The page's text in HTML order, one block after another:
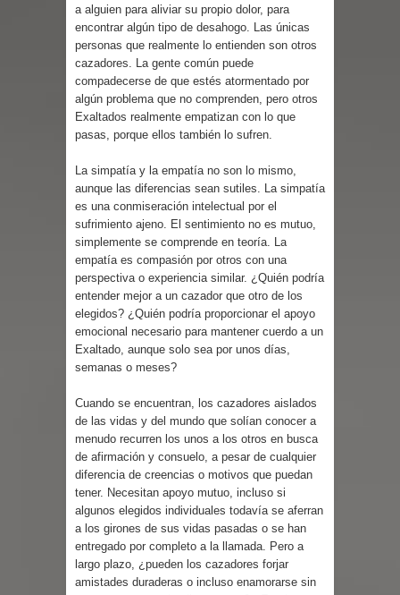
a alguien para aliviar su propio dolor, para
encontrar algún tipo de desahogo. Las únicas
personas que realmente lo entienden son otros
cazadores. La gente común puede
compadecerse de que estés atormentado por
algún problema que no comprenden, pero otros
Exaltados realmente empatizan con lo que
pasas, porque ellos también lo sufren.
La simpatía y la empatía no son lo mismo,
aunque las diferencias sean sutiles. La simpatía
es una conmiseración intelectual por el
sufrimiento ajeno. El sentimiento no es mutuo,
simplemente se comprende en teoría. La
empatía es compasión por otros con una
perspectiva o experiencia similar. ¿Quién podría
entender mejor a un cazador que otro de los
elegidos? ¿Quién podría proporcionar el apoyo
emocional necesario para mantener cuerdo a un
Exaltado, aunque solo sea por unos días,
semanas o meses?
Cuando se encuentran, los cazadores aislados
de las vidas y del mundo que solían conocer a
menudo recurren los unos a los otros en busca
de afirmación y consuelo, a pesar de cualquier
diferencia de creencias o motivos que puedan
tener. Necesitan apoyo mutuo, incluso si
algunos elegidos individuales todavía se aferran
a los girones de sus vidas pasadas o se han
entregado por completo a la llamada. Pero a
largo plazo, ¿pueden los cazadores forjar
amistades duraderas o incluso enamorarse sin